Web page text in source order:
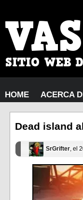
HOME ACERCA
Dead island
SrGrifter, el